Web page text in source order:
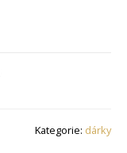
Kategorie: dárky